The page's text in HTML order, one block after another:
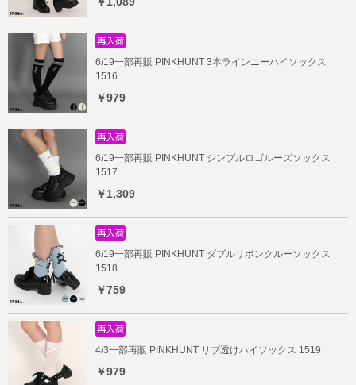
6/19一部再販 PINKHUNT 3本ラインニーハイソックス
1516
￥979
6/19一部再販 PINKHUNT シンプルロゴルーズソックス
1517
￥1,309
6/19一部再販 PINKHUNT ダブルリボンクルーソックス
1518
￥759
4/3一部再販 PINKHUNT リブ透けハイソックス 1519
￥979